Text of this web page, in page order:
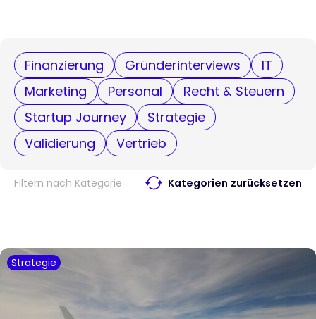
Finanzierung Gründerinterviews
IT
Marketing
Personal
Recht & Steuern
Startup Journey
Strategie
Validierung
Vertrieb
Filtern nach Kategorie Kategorien zurücksetzen
Strategie